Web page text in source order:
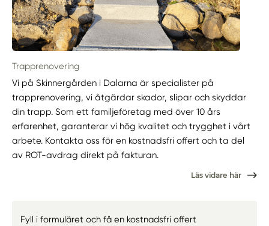
Trapprenovering
Vi på Skinnergården i Dalarna är specialister på
trapprenovering, vi åtgärdar skador, slipar och skyddar
din trapp. Som ett familjeföretag med över 10 års
erfarenhet, garanterar vi hög kvalitet och trygghet i vårt
arbete. Kontakta oss för en kostnadsfri offert och ta del
av ROT-avdrag direkt på fakturan.
Läs vidare här
Fyll i formuläret och få en kostnadsfri offert